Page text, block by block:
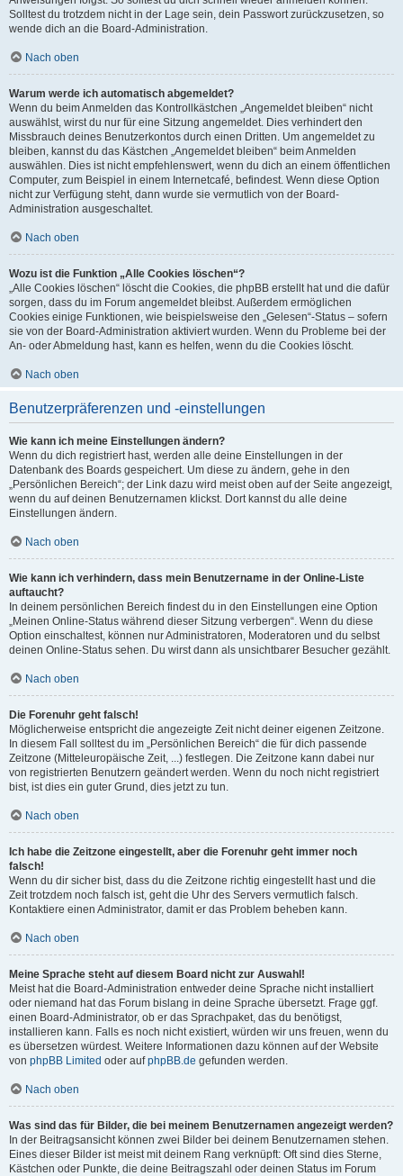
Solltest du trotzdem nicht in der Lage sein, dein Passwort zurückzusetzen, so
wende dich an die Board-Administration.
Nach oben
Warum werde ich automatisch abgemeldet?
Wenn du beim Anmelden das Kontrollkästchen „Angemeldet bleiben“ nicht
auswählst, wirst du nur für eine Sitzung angemeldet. Dies verhindert den
Missbrauch deines Benutzerkontos durch einen Dritten. Um angemeldet zu
bleiben, kannst du das Kästchen „Angemeldet bleiben“ beim Anmelden
auswählen. Dies ist nicht empfehlenswert, wenn du dich an einem öffentlichen
Computer, zum Beispiel in einem Internetcafé, befindest. Wenn diese Option
nicht zur Verfügung steht, dann wurde sie vermutlich von der Board-
Administration ausgeschaltet.
Nach oben
Wozu ist die Funktion „Alle Cookies löschen“?
„Alle Cookies löschen“ löscht die Cookies, die phpBB erstellt hat und die dafür
sorgen, dass du im Forum angemeldet bleibst. Außerdem ermöglichen
Cookies einige Funktionen, wie beispielsweise den „Gelesen“-Status – sofern
sie von der Board-Administration aktiviert wurden. Wenn du Probleme bei der
An- oder Abmeldung hast, kann es helfen, wenn du die Cookies löscht.
Nach oben
Benutzerpräferenzen und -einstellungen
Wie kann ich meine Einstellungen ändern?
Wenn du dich registriert hast, werden alle deine Einstellungen in der
Datenbank des Boards gespeichert. Um diese zu ändern, gehe in den
„Persönlichen Bereich“; der Link dazu wird meist oben auf der Seite angezeigt,
wenn du auf deinen Benutzernamen klickst. Dort kannst du alle deine
Einstellungen ändern.
Nach oben
Wie kann ich verhindern, dass mein Benutzername in der Online-Liste
auftaucht?
In deinem persönlichen Bereich findest du in den Einstellungen eine Option
„Meinen Online-Status während dieser Sitzung verbergen“. Wenn du diese
Option einschaltest, können nur Administratoren, Moderatoren und du selbst
deinen Online-Status sehen. Du wirst dann als unsichtbarer Besucher gezählt.
Nach oben
Die Forenuhr geht falsch!
Möglicherweise entspricht die angezeigte Zeit nicht deiner eigenen Zeitzone.
In diesem Fall solltest du im „Persönlichen Bereich“ die für dich passende
Zeitzone (Mitteleuropäische Zeit, ...) festlegen. Die Zeitzone kann dabei nur
von registrierten Benutzern geändert werden. Wenn du noch nicht registriert
bist, ist dies ein guter Grund, dies jetzt zu tun.
Nach oben
Ich habe die Zeitzone eingestellt, aber die Forenuhr geht immer noch
falsch!
Wenn du dir sicher bist, dass du die Zeitzone richtig eingestellt hast und die
Zeit trotzdem noch falsch ist, geht die Uhr des Servers vermutlich falsch.
Kontaktiere einen Administrator, damit er das Problem beheben kann.
Nach oben
Meine Sprache steht auf diesem Board nicht zur Auswahl!
Meist hat die Board-Administration entweder deine Sprache nicht installiert
oder niemand hat das Forum bislang in deine Sprache übersetzt. Frage ggf.
einen Board-Administrator, ob er das Sprachpaket, das du benötigst,
installieren kann. Falls es noch nicht existiert, würden wir uns freuen, wenn du
es übersetzen würdest. Weitere Informationen dazu können auf der Website
von phpBB Limited oder aufphpBB.de gefunden werden.
Nach oben
Was sind das für Bilder, die bei meinem Benutzernamen angezeigt werden?
In der Beitragsansicht können zwei Bilder bei deinem Benutzernamen stehen.
Eines dieser Bilder ist meist mit deinem Rang verknüpft: Oft sind dies Sterne,
Kästchen oder Punkte, die deine Beitragszahl oder deinen Status im Forum